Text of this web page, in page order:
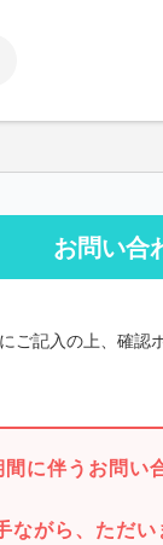
お問い合
記入の上、確認
に伴うお問い
ながら、ただ